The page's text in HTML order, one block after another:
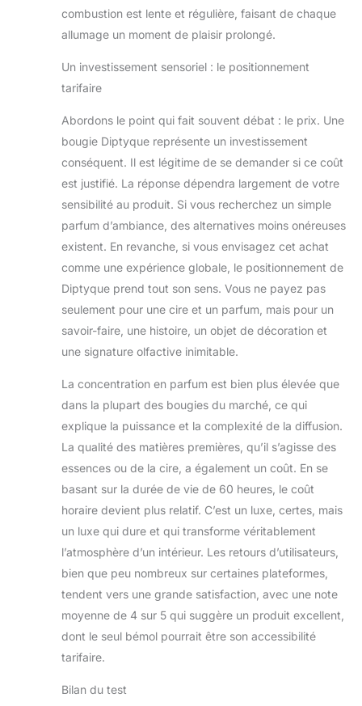
combustion est lente et régulière, faisant de chaque
allumage un moment de plaisir prolongé.
Un investissement sensoriel : le positionnement
tarifaire
Abordons le point qui fait souvent débat : le prix. Une
bougie Diptyque représente un investissement
conséquent. Il est légitime de se demander si ce coût
est justifié. La réponse dépendra largement de votre
sensibilité au produit. Si vous recherchez un simple
parfum d’ambiance, des alternatives moins onéreuses
existent. En revanche, si vous envisagez cet achat
comme une expérience globale, le positionnement de
Diptyque prend tout son sens. Vous ne payez pas
seulement pour une cire et un parfum, mais pour un
savoir-faire, une histoire, un objet de décoration et
une signature olfactive inimitable.
La concentration en parfum est bien plus élevée que
dans la plupart des bougies du marché, ce qui
explique la puissance et la complexité de la diffusion.
La qualité des matières premières, qu’il s’agisse des
essences ou de la cire, a également un coût. En se
basant sur la durée de vie de 60 heures, le coût
horaire devient plus relatif. C’est un luxe, certes, mais
un luxe qui dure et qui transforme véritablement
l’atmosphère d’un intérieur. Les retours d’utilisateurs,
bien que peu nombreux sur certaines plateformes,
tendent vers une grande satisfaction, avec une note
moyenne de 4 sur 5 qui suggère un produit excellent,
dont le seul bémol pourrait être son accessibilité
tarifaire.
Bilan du test